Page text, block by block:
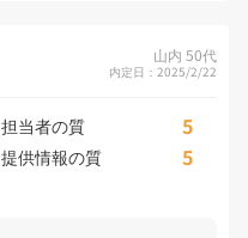
山内 50代
内定日：2025/2/22
担当者の質 5
提供情報の質 5